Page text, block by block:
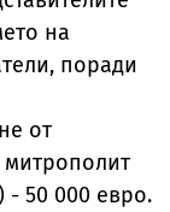
на
поради
от
- 50 000 евро.